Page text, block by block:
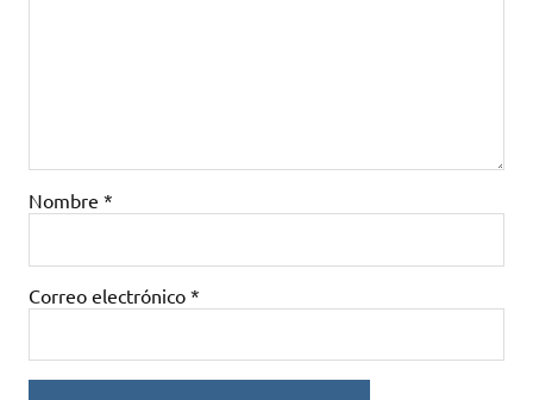
Nombre *
Correo electrónico *